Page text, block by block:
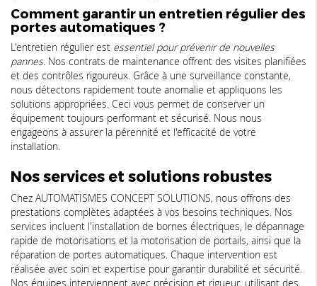
Comment garantir un entretien régulier des
portes automatiques ?
L'entretien régulier est essentiel pour prévenir de nouvelles
pannes. Nos contrats de maintenance offrent des visites planifiées
et des contrôles rigoureux. Grâce à une surveillance constante,
nous détectons rapidement toute anomalie et appliquons les
solutions appropriées. Ceci vous permet de conserver un
équipement toujours performant et sécurisé. Nous nous
engageons à assurer la pérennité et l'efficacité de votre
installation.
Nos services et solutions robustes
Chez AUTOMATISMES CONCEPT SOLUTIONS, nous offrons des
prestations complètes adaptées à vos besoins techniques. Nos
services incluent l'installation de bornes électriques, le dépannage
rapide de motorisations et la motorisation de portails, ainsi que la
réparation de portes automatiques. Chaque intervention est
réalisée avec soin et expertise pour garantir durabilité et sécurité.
Nos équipes interviennent avec précision et rigueur, utilisant des